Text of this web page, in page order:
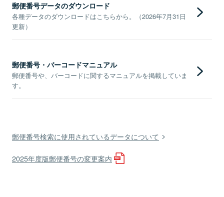
郵便番号データのダウンロード
各種データのダウンロードはこちらから。（2026年7月31日
更新）
郵便番号・バーコードマニュアル
郵便番号や、バーコードに関するマニュアルを掲載していま
す。
郵便番号検索に使用されているデータについて
2025年度版郵便番号の変更案内